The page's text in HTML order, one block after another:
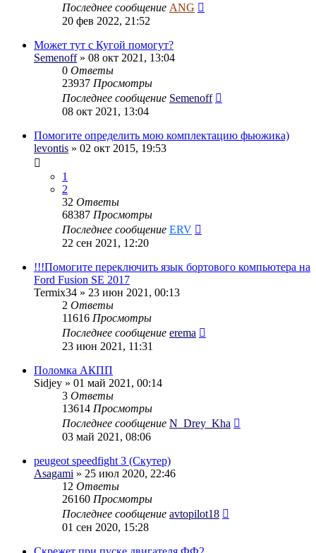
Последнее сообщение ANG
20 фев 2022, 21:52
Может тут с Кугой помогут?
Semenoff» 08 окт 2021, 13:04
0 Ответы
23937 Просмотры
Последнее сообщение Semenoff
08 окт 2021, 13:04
Помогите определить мою комплектацию фьюжика)
levontis » 02 окт 2015, 19:53
1
2
32 Ответы
68387 Просмотры
Последнее сообщение ERV
22 сен 2021, 12:20
!!!Помогите переключить язык бортового компьютера на
Ford Fusion SE 2017
Termix34 » 23 июн 2021, 00:13
2 Ответы
11616 Просмотры
Последнее сообщение erema
23 июн 2021, 11:31
Поломка АКПП
Sidjey » 01 май 2021, 00:14
3 Ответы
13614 Просмотры
Последнее сообщение N_Drey_Kha
03 май 2021, 08:06
peugeot speedfight 3 (Скутер)
Asagami » 25 июл 2020, 22:46
12 Ответы
26160 Просмотры
Последнее сообщение avtopilot18
01 сен 2020, 15:28